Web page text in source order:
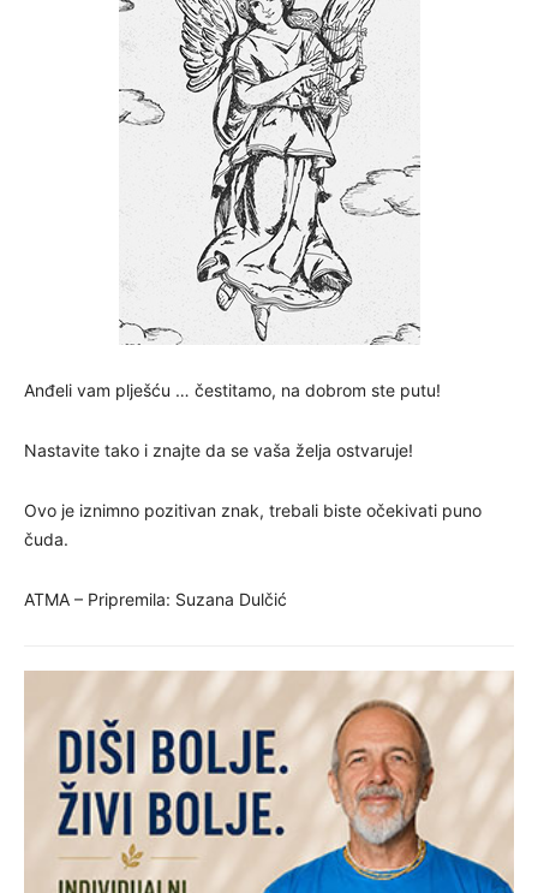
Anđeli vam plješću … čestitamo, na dobrom ste putu!
Nastavite tako i znajte da se vaša želja ostvaruje!
Ovo je iznimno pozitivan znak, trebali biste očekivati ​​puno
čuda.
ATMA – Pripremila: Suzana Dulčić